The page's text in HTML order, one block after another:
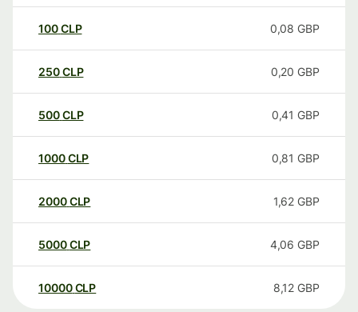
100CLP 0,08 GBP
250CLP 0,20 GBP
500CLP 0,41 GBP
1000CLP 0,81 GBP
2000CLP 1,62 GBP
5000CLP 4,06 GBP
10000 CLP 8,12 GBP